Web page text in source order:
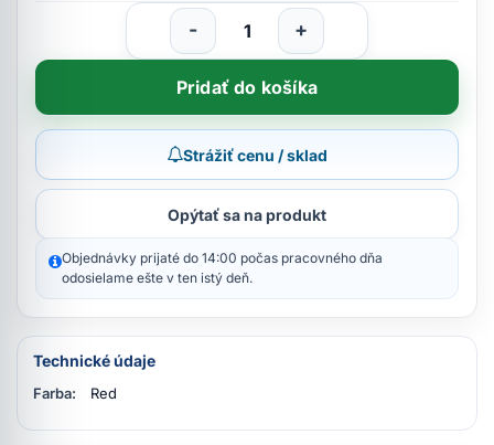
- +
Pridať do košíka
Strážiť cenu / sklad
Opýtať sa na produkt
Objednávky prijaté do 14:00 počas pracovného dňa
odosielame ešte v ten istý deň.
Technické údaje
Farba: Red